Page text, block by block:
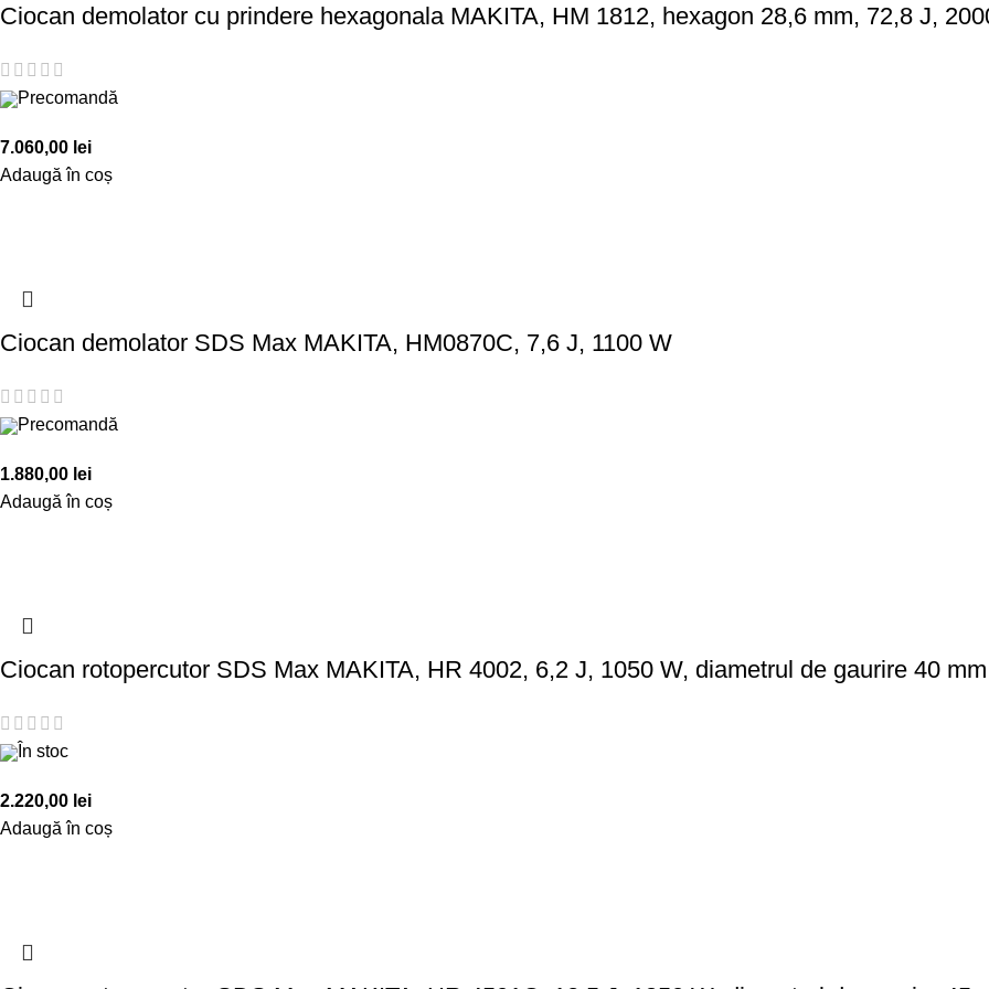
Ciocan demolator cu prindere hexagonala MAKITA, HM 1812, hexagon 28,6 mm, 72,8 J,
Precomandă
7.060,00 lei
Adaugă în coș
Ciocan demolator SDS Max MAKITA, HM0870C, 7,6 J, 1100 W
Precomandă
1.880,00 lei
Adaugă în coș
Ciocan rotopercutor SDS Max MAKITA, HR 4002, 6,2 J, 1050 W, diametrul de gaurire 40 mm
În stoc
2.220,00 lei
Adaugă în coș